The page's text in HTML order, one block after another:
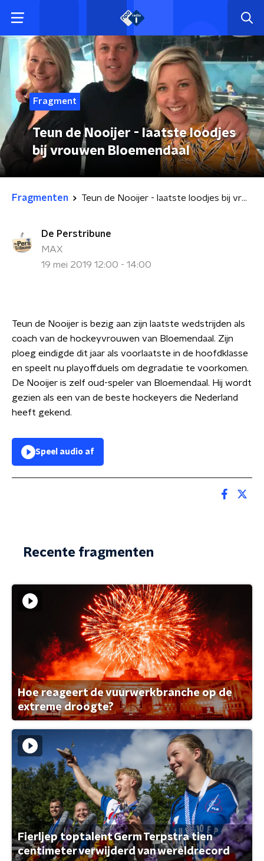
Fragment
Teun de Nooijer - laatste loodjes
bij vrouwen Bloemendaal
Fragmenten Teun de Nooijer - laatste loodjes bij vrouwen Bloemendaal
De Perstribune
MAX
19 mei 2019 12:00 - 14:00
Teun de Nooijer is bezig aan zijn laatste wedstrijden als
coach van de hockeyvrouwen van Bloemendaal. Zijn
ploeg eindigde dit jaar als voorlaatste in de hoofdklasse
en speelt nu playoffduels om degradatie te voorkomen.
De Nooijer is zelf oud-speler van Bloemendaal. Hij wordt
gezien als een van de beste hockeyers die Nederland
heeft gekend.
Speel audio af
Recente fragmenten
Hoe reageert de vuurwerkbranche op de
extreme droogte?
Fierljep toptalent Germ Terpstra tien
centimeter verwijderd van wereldrecord